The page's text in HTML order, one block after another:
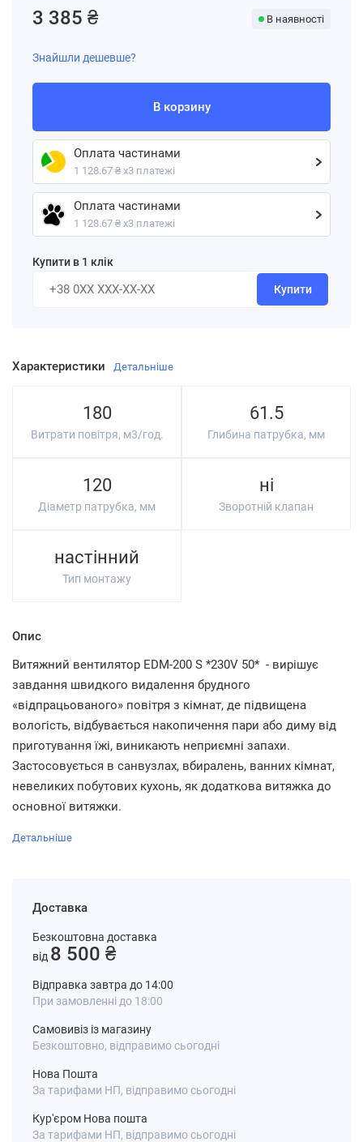
Характеристики Детальніше
180
Витрати повітря, м3/год.
61.5
Глибина патрубка, мм
120
Діаметр патрубка, мм
ні
Зворотній клапан
настінний
Тип монтажу
Опис
Витяжний вентилятор EDM-200 S *230V 50* - вирішує
завдання швидкого видалення брудного
«відпрацьованого» повітря з кімнат, де підвищена
вологість, відбувається накопичення пари або диму від
приготування їжі, виникають неприємні запахи.
Застосовується в санвузлах, вбиралень, ванних кімнат,
невеликих побутових кухонь, як додаткова витяжка до
основної витяжки.
Детальніше
Доставка
Безкоштовна доставка
від 8 500 ₴
Відправка завтра до 14:00
При замовленні до 18:00
Самовивіз із магазину
Безкоштовно, відправимо сьогодні
Нова Пошта
За тарифами НП, відправимо сьогодні
Кур'єром Нова пошта
За тарифами НП, відправимо сьогодні
3 385 ₴ В наявності
Знайшли дешевше?
В корзину
Оплата частинами
1 128.67 ₴ х3 платежі
Оплата частинами
1 128.67 ₴ х3 платежі
Купити в 1 клік
Купити